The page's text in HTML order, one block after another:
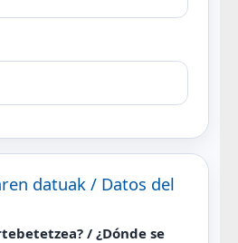
datuak / Datos del
/ ¿Dónde se